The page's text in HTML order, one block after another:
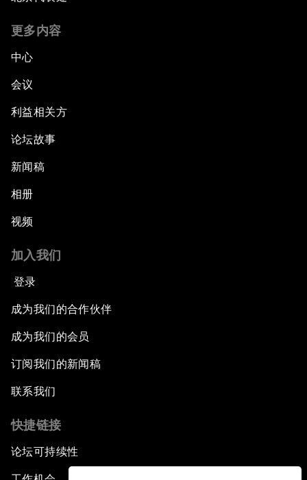
更多内容
中心
会议
利益相关方
论坛故事
新闻稿
相册
视频
加入我们
登录
成为我们的合作伙伴
成为我们的会员
订阅我们的新闻稿
联系我们
快捷链接
论坛可持续性